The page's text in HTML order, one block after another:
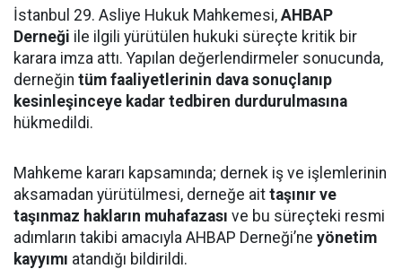
İstanbul 29. Asliye Hukuk Mahkemesi, AHBAP
Derneği ile ilgili yürütülen hukuki süreçte kritik bir
karara imza attı. Yapılan değerlendirmeler sonucunda,
derneğin tüm faaliyetlerinin dava sonuçlanıp
kesinleşinceye kadar tedbiren durdurulmasına
hükmedildi.
Mahkeme kararı kapsamında; dernek iş ve işlemlerinin
aksamadan yürütülmesi, derneğe ait taşınır ve
taşınmaz hakların muhafazası ve bu süreçteki resmi
adımların takibi amacıyla AHBAP Derneği’ne yönetim
kayyımı atandığı bildirildi.